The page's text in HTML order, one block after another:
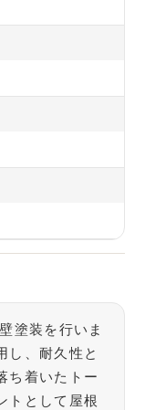
塗装を行いま
し、耐久性と
ち着いたトー
トとして屋根